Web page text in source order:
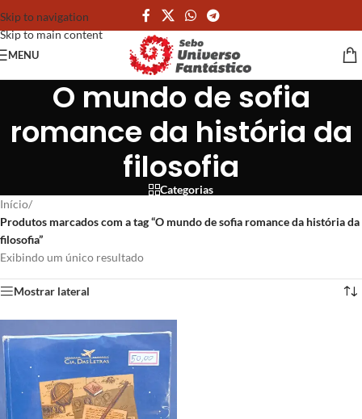
Skip to navigation
Skip to main content
MENU
O mundo de sofia
romance da história da
filosofia
Categorias
Início/
Produtos marcados com a tag “O mundo de sofia romance da história da
filosofia”
Exibindo um único resultado
Mostrar lateral